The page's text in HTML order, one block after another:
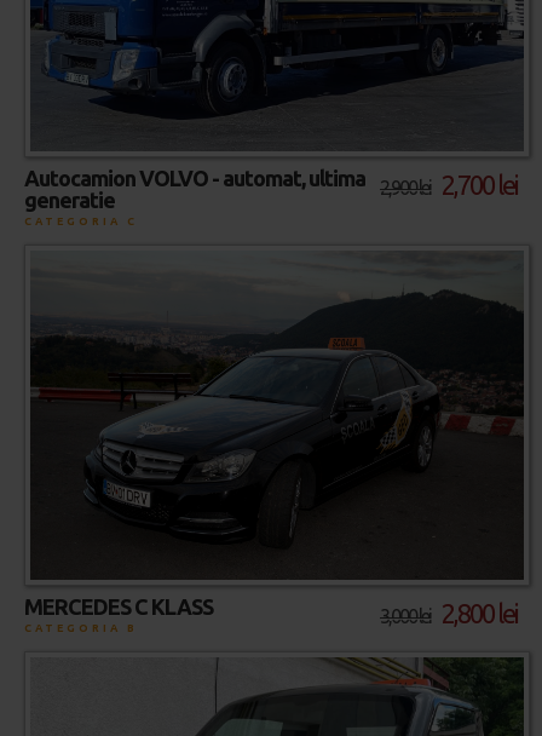
2,900 lei 2,700 lei
Autocamion VOLVO - automat, ultima
generatie
CATEGORIA C
3,000 lei 2,800 lei
MERCEDES C KLASS
CATEGORIA B